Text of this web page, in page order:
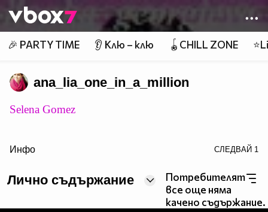
👾
🎉 PARTY TIME 👂 Клю – клю 🪀CHILL ZONE
ana_lia_one_in_a_million
Selena Gomez
Инфо СЛЕДВАЙ 1
Лично съдържание
Потребителят
все още няма
качено съдържание.